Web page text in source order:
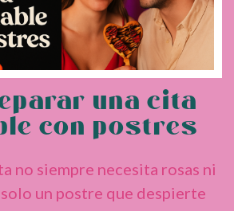
una cita
con postres
no siempre necesita rosas ni
un postre que despierte